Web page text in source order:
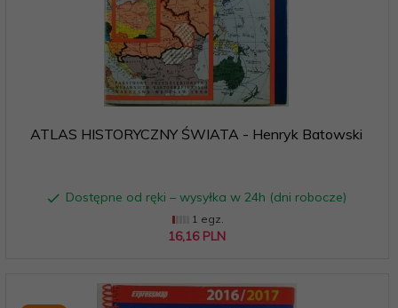
ATLAS HISTORYCZNY ŚWIATA - Henryk Batowski
Dostępne od ręki – wysyłka w 24h (dni robocze)
1 egz.
16,16 PLN